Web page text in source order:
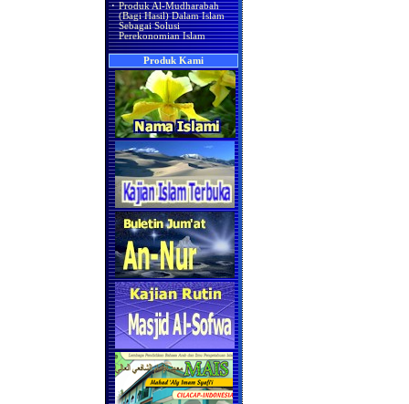
· Produk Al-Mudharabah
(Bagi Hasil) Dalam Islam
Sebagai Solusi
Perekonomian Islam
Produk Kami